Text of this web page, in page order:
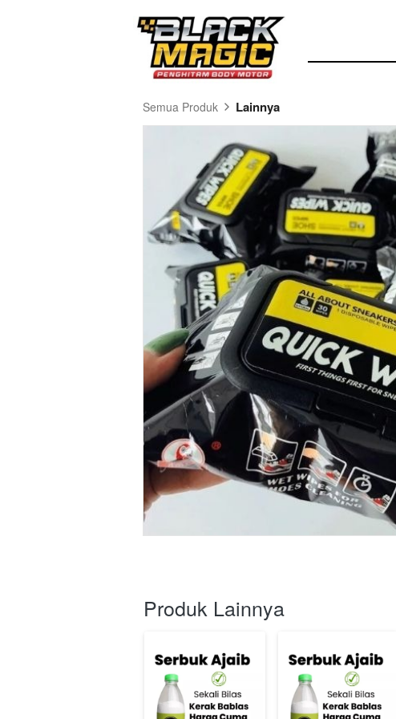
Semua Produk Lainnya
Produk Lainnya